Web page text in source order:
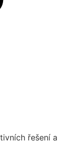
řešení a